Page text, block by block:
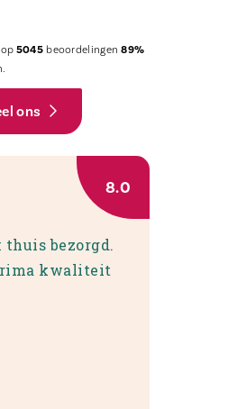
5045beoordelingen89%
ons
8.0
bezorgd.
kwaliteit